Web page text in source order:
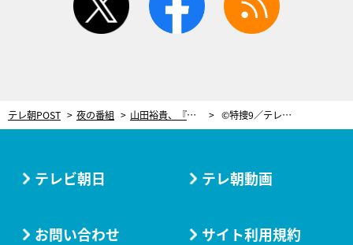
テレ朝POST 夜の番組 山田裕貴、『特捜9』の先輩・羽田美智子＆津田寛治が“大切にしてる事”に感銘【鼎談・後編】 ©特捜9／テレ朝POST 撮影：長谷英史
テレビ朝日 テレ朝動画
お問い合わせ サイト利用規約